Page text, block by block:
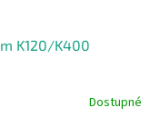
K120/K400
Dostupné